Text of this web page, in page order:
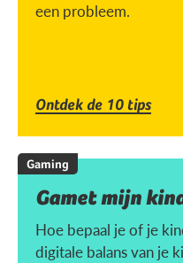
een probleem.
Ontdek de 10 tips
Gaming
Gamet mijn
Hoe bepaal je of je
digitale balans van je